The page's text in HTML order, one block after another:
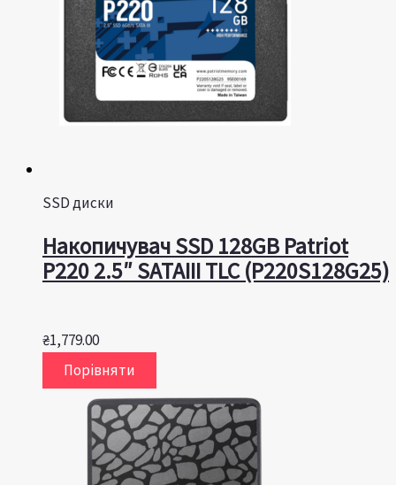
SSD диски
Накопичувач SSD 128GB Patriot
P220 2.5″ SATAIII TLC (P220S128G25)
₴1,779.00
Порівняти